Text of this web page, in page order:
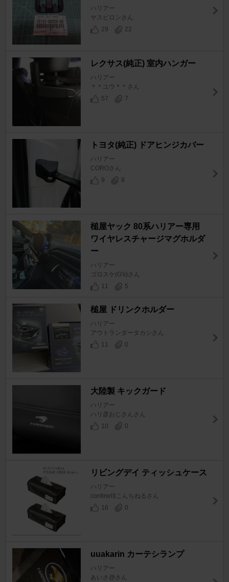
ハリアー
ヤスピロンさん
29
22
レクサス(純正) 室内ハンガー
ハリアー
＊＊ユウ＊＊さん
57
7
トヨタ(純正) ドアヒンジカバー
ハリアー
COROさん
9
8
槌屋ヤック 80系ハリアー専用
ワイヤレスチャージマグホルダ
ー
ハリアー
ゴロスケ(G's)さん
11
5
槌屋 ドリンクホルダー
ハリアー
アウトランダータカシさん
11
0
大陸製 キックガード
ハリアー
ハリ彦おじさんさん
10
0
リビングデイ ティッシュケース
ハリアー
continel§こんちねるさん
16
0
uuakarin カーテシランプ
ハリアー
あいさ@さん